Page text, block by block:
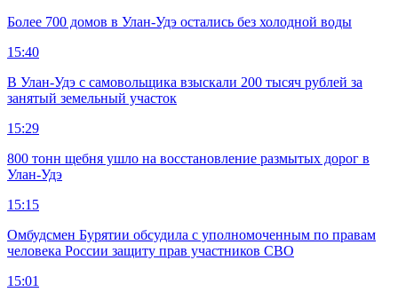
Более 700 домов в Улан-Удэ остались без холодной воды
15:40
В Улан-Удэ с самовольщика взыскали 200 тысяч рублей за
занятый земельный участок
15:29
800 тонн щебня ушло на восстановление размытых дорог в
Улан-Удэ
15:15
Омбудсмен Бурятии обсудила с уполномоченным по правам
человека России защиту прав участников СВО
15:01